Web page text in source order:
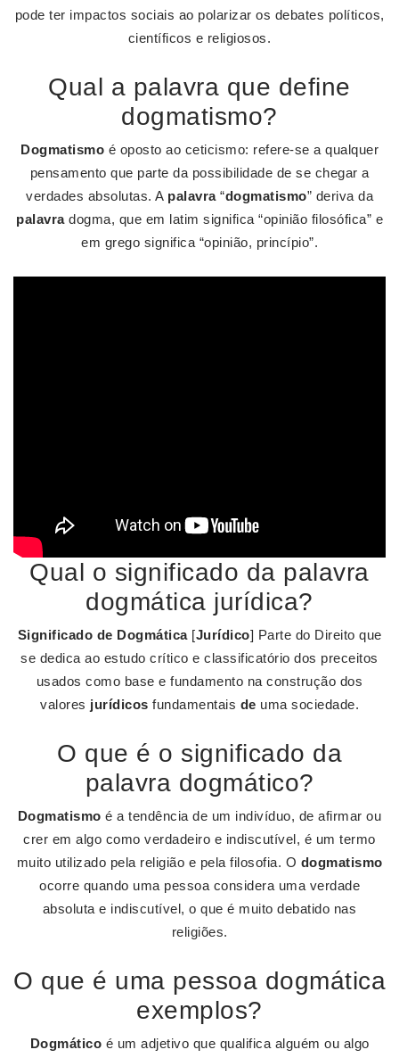
pode ter impactos sociais ao polarizar os debates políticos,
científicos e religiosos.
Qual a palavra que define
dogmatismo?
Dogmatismo é oposto ao ceticismo: refere-se a qualquer
pensamento que parte da possibilidade de se chegar a
verdades absolutas. A palavra“dogmatismo” deriva da
palavradogma, que em latim significa “opinião filosófica” e
em grego significa “opinião, princípio”.
Qual o significado da palavra
dogmática jurídica?
Significado de Dogmática[Jurídico] Parte do Direito que
se dedica ao estudo crítico e classificatório dos preceitos
usados como base e fundamento na construção dos
valores jurídicos fundamentais de uma sociedade.
O que é o significado da
palavra dogmático?
Dogmatismo é a tendência de um indivíduo, de afirmar ou
crer em algo como verdadeiro e indiscutível, é um termo
muito utilizado pela religião e pela filosofia. O dogmatismo
ocorre quando uma pessoa considera uma verdade
absoluta e indiscutível, o que é muito debatido nas
religiões.
O que é uma pessoa dogmática
exemplos?
Dogmático é um adjetivo que qualifica alguém ou algo